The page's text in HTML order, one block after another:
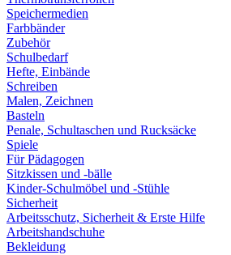
Speichermedien
Farbbänder
Zubehör
Schulbedarf
Hefte, Einbände
Schreiben
Malen, Zeichnen
Basteln
Penale, Schultaschen und Rucksäcke
Spiele
Für Pädagogen
Sitzkissen und -bälle
Kinder-Schulmöbel und -Stühle
Sicherheit
Arbeitsschutz, Sicherheit & Erste Hilfe
Arbeitshandschuhe
Bekleidung